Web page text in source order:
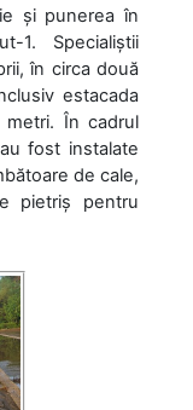
și punerea în
1. Specialiștii
în circa două
estacada
În cadrul
fost instalate
de cale,
pietriș pentru